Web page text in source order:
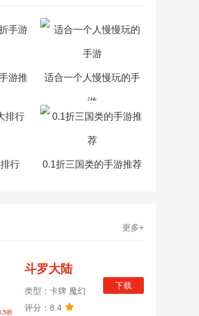
游推 适合一个人慢慢玩的手
游
行 0.1折三国类的手游推荐
更多+
折
斗罗大陆
类型：卡牌 魔幻
评分：8.4
下载